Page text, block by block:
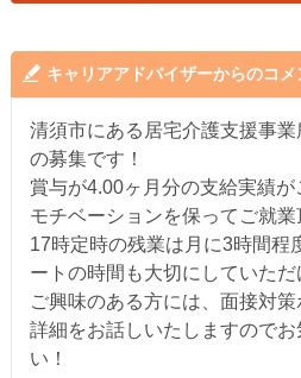
キャリアアドバイザーからのコメ
清須市にある居宅介護支援事
の募集です！
賞与が4.00ヶ月分の支給実績
モチベーションを保ってご就業
17時定時の残業は月に3時間程
ートの時間も大切にしていた
ご興味のある方には、面接対
詳細をお話しいたしますので
い！